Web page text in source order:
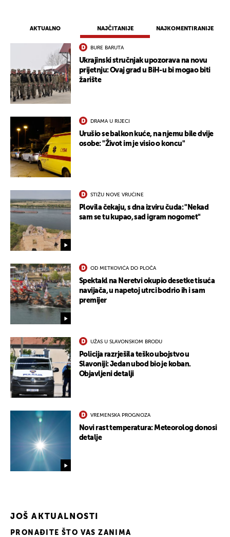
AKTUALNO NAJČITANIJE NAJKOMENTIRANIJE
BURE BARUTA
Ukrajinski stručnjak upozorava na novu
prijetnju: Ovaj grad u BiH-u bi mogao biti
žarište
DRAMA U RIJECI
Urušio se balkon kuće, na njemu bile dvije
osobe: "Život im je visio o koncu"
STIŽU NOVE VRUĆINE
Plovila čekaju, s dna izviru čuda: "Nekad
sam se tu kupao, sad igram nogomet"
OD METKOVIĆA DO PLOČA
Spektakl na Neretvi okupio desetke tisuća
navijača, u napetoj utrci bodrio ih i sam
premijer
UŽAS U SLAVONSKOM BRODU
Policija razrješila teško ubojstvo u
Slavoniji: Jedan ubod bio je koban.
Objavljeni detalji
VREMENSKA PROGNOZA
Novi rast temperatura: Meteorolog donosi
detalje
JOŠ AKTUALNOSTI
PRONAĐITE ŠTO VAS ZANIMA